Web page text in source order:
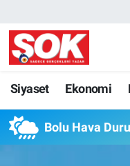
Siyaset Ekonomi
Bolu Hava
GÜNDEM
DÜNYA
SPOR
Nöbetçi Eczaneler
Hava Durumu
İstanbul Namaz